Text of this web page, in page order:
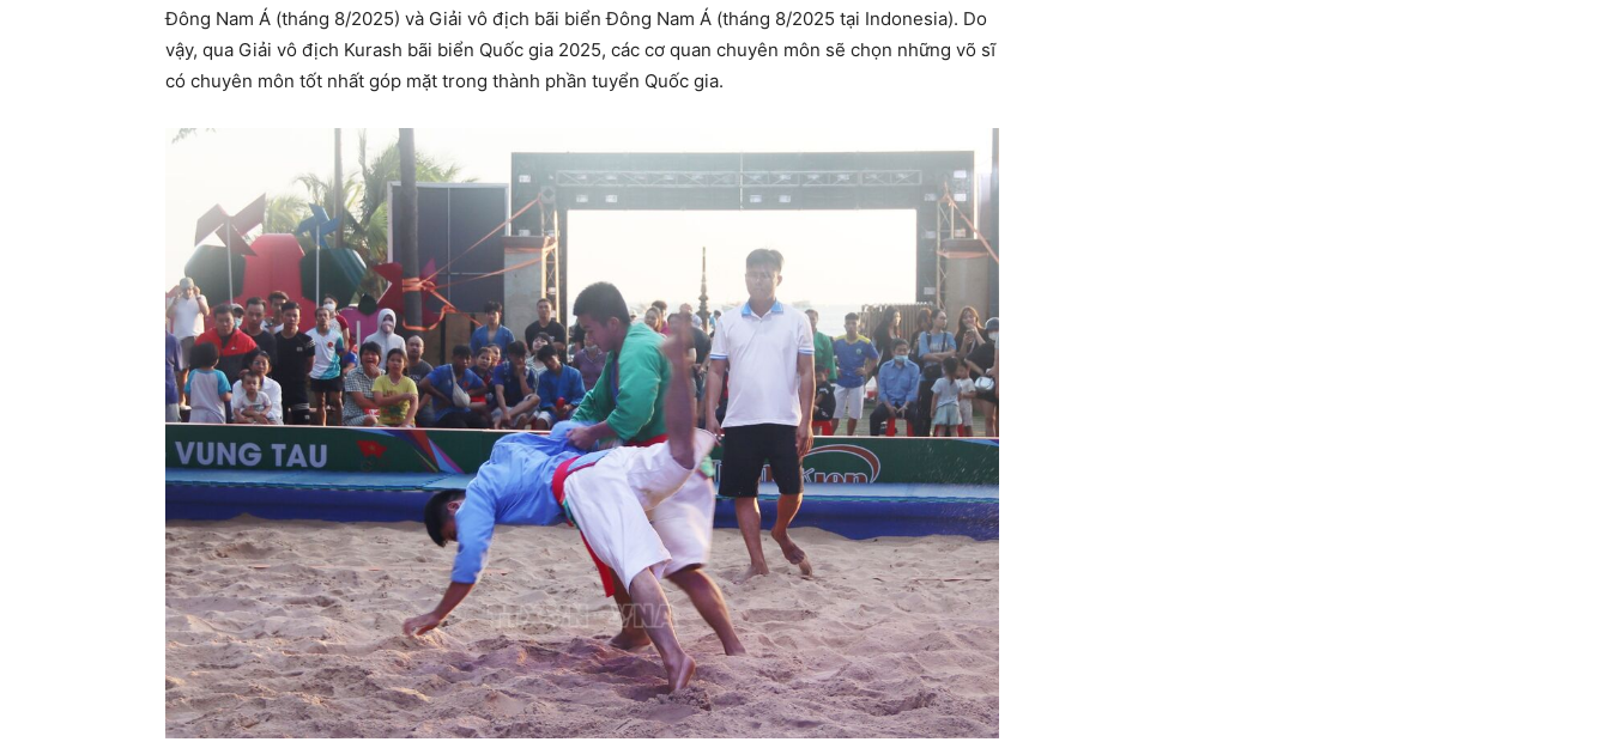
Đông Nam Á (tháng 8/2025) và Giải vô địch bãi biển Đông Nam Á (tháng 8/2025 tại Indonesia). Do
vậy, qua Giải vô địch Kurash bãi biển Quốc gia 2025, các cơ quan chuyên môn sẽ chọn những võ sĩ
có chuyên môn tốt nhất góp mặt trong thành phần tuyển Quốc gia.